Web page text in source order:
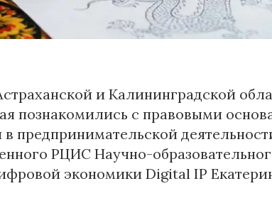
и Калининградской
познакомились с правовыми
предпринимательской
РЦИС Научно-
экономики Digital IP